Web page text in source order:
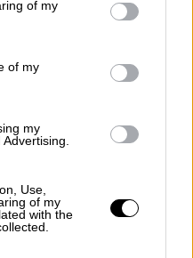
You may click to
and its third-party tags to
purposes in below Google
of my
of my
my
Use,
of my
with the
Το νο1 σημάδι
ότι έχεις